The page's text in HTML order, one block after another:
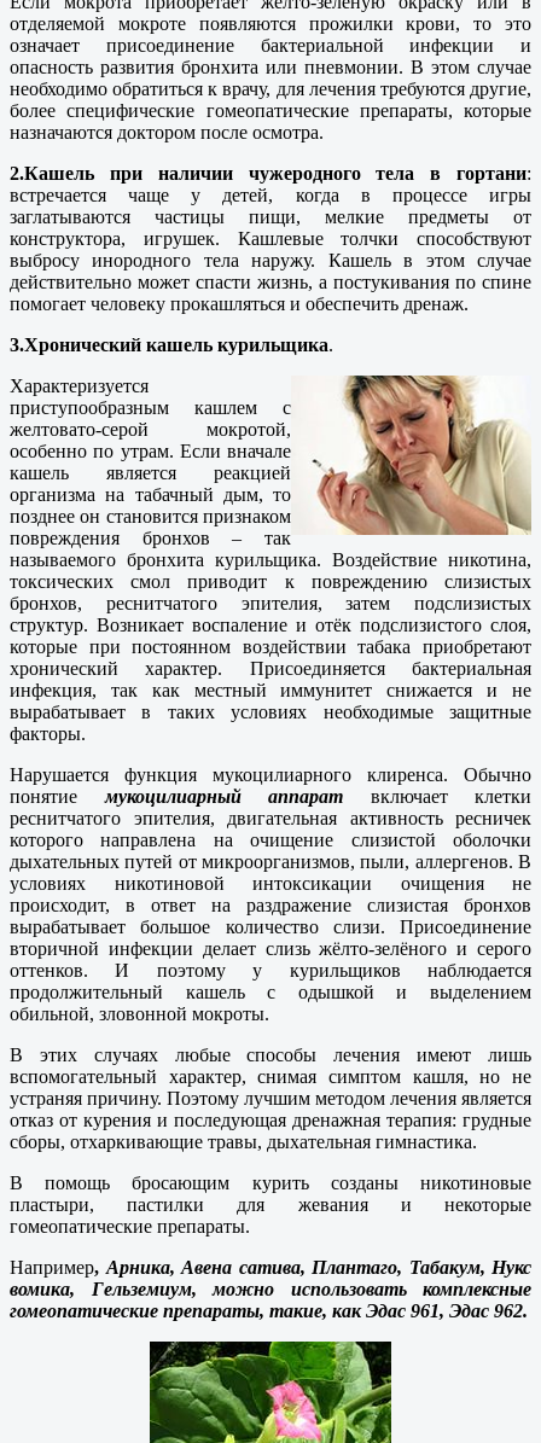
отделяемой мокроте появляются прожилки крови, то это
означает присоединение бактериальной инфекции и
опасность развития бронхита или пневмонии. В этом случае
необходимо обратиться к врачу, для лечения требуются другие,
более специфические гомеопатические препараты, которые
назначаются доктором после осмотра.
2.Кашель при наличии чужеродного тела в гортани:
встречается чаще у детей, когда в процессе игры
заглатываются частицы пищи, мелкие предметы от
конструктора, игрушек. Кашлевые толчки способствуют
выбросу инородного тела наружу. Кашель в этом случае
действительно может спасти жизнь, а постукивания по спине
помогает человеку прокашляться и обеспечить дренаж.
3.Хронический кашель курильщика.
Характеризуется
приступообразным кашлем с
желтовато-серой мокротой,
особенно по утрам. Если вначале
кашель является реакцией
организма на табачный дым, то
позднее он становится признаком
повреждения бронхов – так
называемого бронхита курильщика. Воздействие никотина,
токсических смол приводит к повреждению слизистых
бронхов, реснитчатого эпителия, затем подслизистых
структур. Возникает воспаление и отёк подслизистого слоя,
которые при постоянном воздействии табака приобретают
хронический характер. Присоединяется бактериальная
инфекция, так как местный иммунитет снижается и не
вырабатывает в таких условиях необходимые защитные
факторы.
Нарушается функция мукоцилиарного клиренса. Обычно
понятиемукоцилиарный аппарат включает клетки
реснитчатого эпителия, двигательная активность ресничек
которого направлена на очищение слизистой оболочки
дыхательных путей от микроорганизмов, пыли, аллергенов. В
условиях никотиновой интоксикации очищения не
происходит, в ответ на раздражение слизистая бронхов
вырабатывает большое количество слизи. Присоединение
вторичной инфекции делает слизь жёлто-зелёного и серого
оттенков. И поэтому у курильщиков наблюдается
продолжительный кашель с одышкой и выделением
обильной, зловонной мокроты.
В этих случаях любые способы лечения имеют лишь
вспомогательный характер, снимая симптом кашля, но не
устраняя причину. Поэтому лучшим методом лечения является
отказ от курения и последующая дренажная терапия: грудные
сборы, отхаркивающие травы, дыхательная гимнастика.
В помощь бросающим курить созданы никотиновые
пластыри, пастилки для жевания и некоторые
гомеопатические препараты.
Например, Арника, Авена сатива, Плантаго, Табакум, Нукс
вомика, Гельземиум, можно использовать комплексные
гомеопатические препараты, такие, как Эдас 961, Эдас 962.